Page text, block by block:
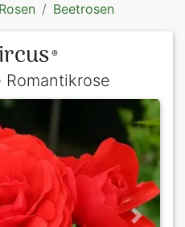
Beetrosen
®